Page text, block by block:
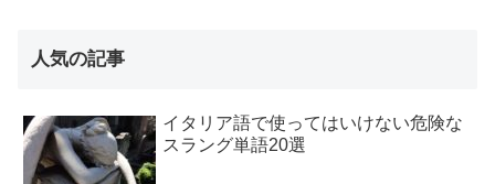
人気の記事
イタリア語で使ってはいけない危険な
スラング単語20選